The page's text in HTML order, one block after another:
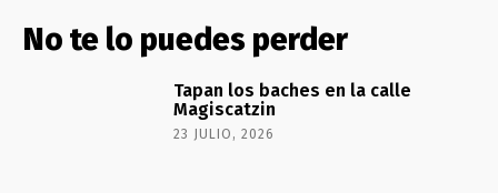
No te lo puedes perder
Tapan los baches en la calle
Magiscatzin
23 JULIO, 2026